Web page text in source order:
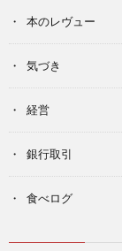
本のレヴュー
気づき
経営
銀行取引
食べログ